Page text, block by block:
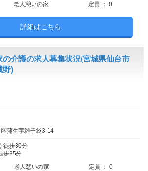
老人憩いの家 定員 ： 0
詳細はこちら
の介護の求人募集状況(宮城県仙台市
野)
蒲生字雑子袋3-14
徒歩30分
歩35分
老人憩いの家 定員 ： 0